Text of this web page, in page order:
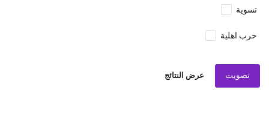
تسوية
حرب اهلية
تصويت عرض النتائج